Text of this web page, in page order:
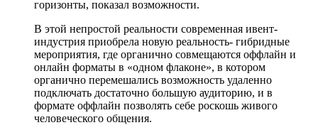
горизонты, показал возможности.
В этой непростой реальности современная ивент-
индустрия приобрела новую реальность- гибридные
мероприятия, где органично совмещаются оффлайн и
онлайн форматы в «одном флаконе», в котором
органично перемешались возможность удаленно
подключать достаточно большую аудиторию, и в
формате оффлайн позволять себе роскошь живого
человеческого общения.